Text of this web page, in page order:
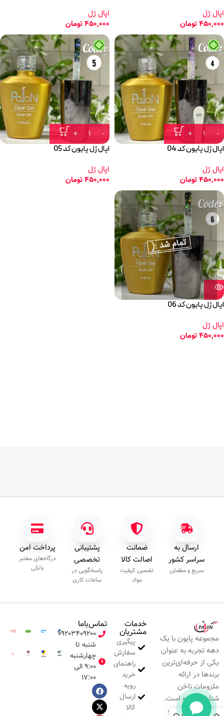
اپال ژل
450,000تومان
اپال ژل
450,000تومان
اپال ژل پایون کد 04
اپال ژل
450,000تومان
اپال ژل پایون کد 05
اپال ژل
450,000تومان
اپال ژل پایون کد 06
اپال ژل
450,000تومان
ارسال به
سراسر کشور
سریع و مطمئن
ضمانت
اصالت کالا
تضمین کیفیت
مواد
پشتیبانی
تخصصی
پاسخگویی در
ساعات کاری
پرداخت امن
درگاه‌های معتبر
بانکی
مجموعه پایون با یک
دهه تجربه به عنوان
یکی از حرفه‌ای‌ترین
برندها در ارائه
ملزومات ناخن
شناخته شده است.
خلاقیت، نوآوری و
خدمات
مشتریان
پیگیری
سفارش
راهنمای
خرید
رویه
ارسال
کالا
تماس‌با‌ما
۰۹۲۰۳۴۰۹۲۰۰
شنبه تا
چهارشنبه
۹:۰۰ الی
۱۷:۰۰